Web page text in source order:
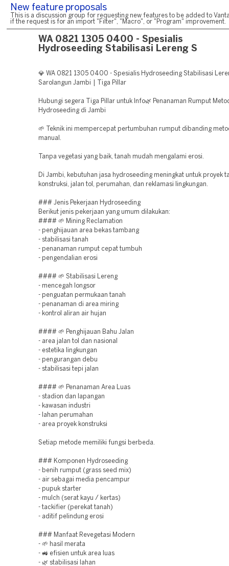
New feature proposals
This is a discussion group for requesting new features to be added to
if the request is for an import "Filter", "Macro", or "Program" improvement.
WA 0821 1305 0400 - Spesialis
Hydroseeding Stabilisasi Lereng S
💎 WA 0821 1305 0400 - Spesialis Hydroseeding Stabilisasi
Sarolangun Jambi | Tiga Pillar
Hubungi segera Tiga Pillar untuk Info🌿 Penanaman Rumput
Hydroseeding di Jambi
🌱 Teknik ini mempercepat pertumbuhan rumput dibanding
manual.
Tanpa vegetasi yang baik, tanah mudah mengalami erosi.
Di Jambi, kebutuhan jasa hydroseeding meningkat untuk proyek
konstruksi, jalan tol, perumahan, dan reklamasi lingkungan.
### Jenis Pekerjaan Hydroseeding
Berikut jenis pekerjaan yang umum dilakukan:
#### 🌱 Mining Reclamation
- penghijauan area bekas tambang
- stabilisasi tanah
- penanaman rumput cepat tumbuh
- pengendalian erosi
#### 🌱 Stabilisasi Lereng
- mencegah longsor
- penguatan permukaan tanah
- penanaman di area miring
- kontrol aliran air hujan
#### 🌱 Penghijauan Bahu Jalan
- area jalan tol dan nasional
- estetika lingkungan
- pengurangan debu
- stabilisasi tepi jalan
#### 🌱 Penanaman Area Luas
- stadion dan lapangan
- kawasan industri
- lahan perumahan
- area proyek konstruksi
Setiap metode memiliki fungsi berbeda.
### Komponen Hydroseeding
- benih rumput (grass seed mix)
- air sebagai media pencampur
- pupuk starter
- mulch (serat kayu / kertas)
- tackifier (perekat tanah)
- aditif pelindung erosi
### Manfaat Revegetasi Modern
- 🌱 hasil merata
- 🚜 efisien untuk area luas
- 🌿 stabilisasi lahan